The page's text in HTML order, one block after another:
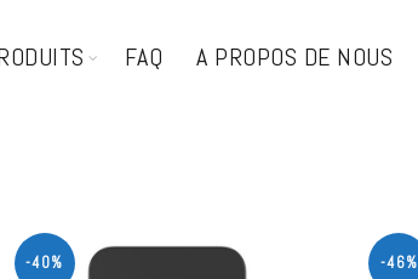
FAQ A PROPOS DE NOUS
-40% -46%